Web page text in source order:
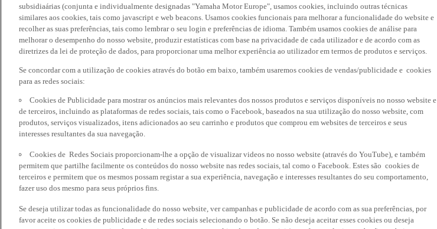
subsidiaárias (conjunta e individualmente designadas "Yamaha Motor Europe", usamos cookies, incluindo outras técnicas
similares aos cookies, tais como javascript e web beacons. Usamos cookies funcionais para melhorar a funcionalidade do website e
recolher as suas preferências, tais como lembrar o seu login e preferências de idioma. Também usamos cookies de análise para
melhorar o desempenho do nosso website, produzir estatísticas com base na privacidade de cada utilizador e de acordo com as
diretrizes da lei de proteção de dados, para proporcionar uma melhor experiência ao utilizador em termos de produtos e serviços.
Se concordar com a utilização de cookies através do botão em baixo, também usaremos cookies de vendas/publicidade e cookies
para as redes sociais:
Cookies de Publicidade para mostrar os anúncios mais relevantes dos nossos produtos e serviços disponíveis no nosso website e
de terceiros, incluindo as plataformas de redes sociais, tais como o Facebook, baseados na sua utilização do nosso website, com
produtos, serviços visualizados, itens adicionados ao seu carrinho e produtos que comprou em websites de terceiros e seus
interesses resultantes da sua navegação.
Cookies de Redes Sociais proporcionam-lhe a opção de visualizar videos no nosso website (através do YouTube), e também
permitem que partilhe facilmente os conteúdos do nosso website nas redes sociais, tal como o Facebook. Estes são cookies de
terceiros e permitem que os mesmos possam registar a sua experiência, navegação e interesses resultantes do seu comportamento,
fazer uso dos mesmo para seus próprios fins.
Se deseja utilizar todas as funcionalidade do nosso website, ver campanhas e publicidade de acordo com as sua preferências, por
favor aceite os cookies de publicidade e de redes sociais selecionando o botão. Se não deseja aceitar esses cookies ou deseja